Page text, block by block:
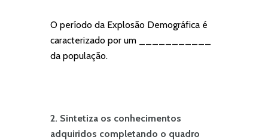
O período da Explosão Demográfica é
caracterizado por um ___________
da população.
2. Sintetiza os conhecimentos
adquiridos completando o quadro